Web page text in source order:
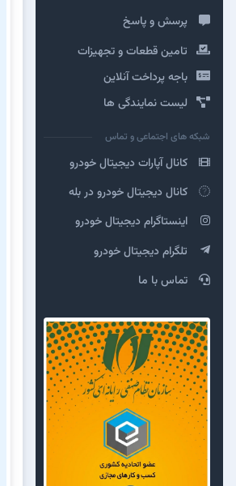
پرسش و پاسخ
تامین قطعات و تجهیزات
باجه پرداخت آنلاین
لیست نمایندگی ها
شبکه های اجتماعی و تماس
کانال آپارات دیجیتال خودرو
کانال دیجیتال خودرو در بله
اینستاگرام دیجیتال خودرو
تلگرام دیجیتال خودرو
تماس با ما